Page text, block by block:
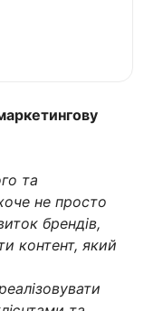
та
не просто
брендів,
контент, який